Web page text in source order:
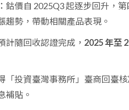
：鈷價自 2025Q3 起逐步回升，
趨勢，帶動相關產品表現。
計隨回收認證完成， 2025 年至
「投資臺灣事務所」臺商回臺
補貼。